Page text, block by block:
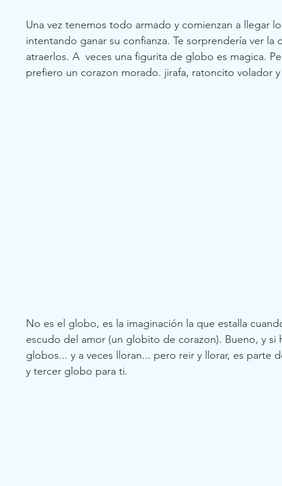
Una vez tenemos todo armado y comienzan a llegar
intentando ganar su confianza. Te sorprendería ver
atraerlos. A  veces una figurita de globo es magica.
prefiero un corazon morado. jirafa, ratoncito volador
No es el globo, es la imaginación la que estalla
escudo del amor (un globito de corazon). Bueno, y si
globos... y a veces lloran... pero reir y llorar, es parte
y tercer globo para ti.